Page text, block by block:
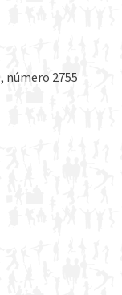
número 2755